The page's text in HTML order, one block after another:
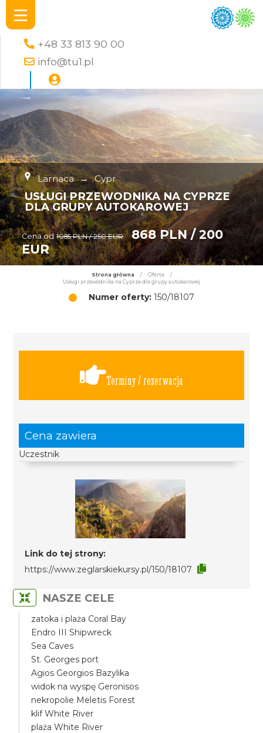
+48 33 813 90 00
info@tu1.pl
Larnaca → Cypr
USŁUGI PRZEWODNIKA NA CYPRZE
DLA GRUPY AUTOKAROWEJ
Cena od 1085 PLN / 250 EUR
868 PLN / 200
EUR
Strona główna / Oferta
/
Usługi przewodnika na Cyprze dla grupy autokarowej
Numer oferty: 150/18107
Terminy / rezerwacja
Cena zawiera
Uczestnik
Link do tej strony:
https://www.zeglarskiekursy.pl/150/18107
NASZE CELE
zatoka i plaża Coral Bay
Endro III Shipwreck
Sea Caves
St. Georges port
Agios Georgios Bazylika
widok na wyspę Geronisos
nekropolie Meletis Forest
klif White River
plaża White River